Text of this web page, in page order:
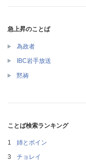
急上昇のことば
為政者
IBC岩手放送
黙祷
ことば検索ランキング
姉とボイン
チョレイ